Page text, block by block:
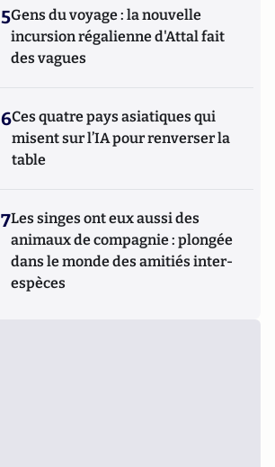
5Gens du voyage : la nouvelle
incursion régalienne d'Attal fait
des vagues
6Ces quatre pays asiatiques qui
misent sur l’IA pour renverser la
table
7Les singes ont eux aussi des
animaux de compagnie : plongée
dans le monde des amitiés inter-
espèces